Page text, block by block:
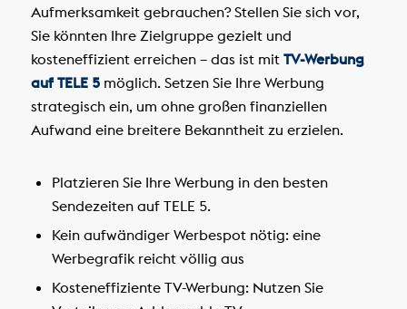
Aufmerksamkeit gebrauchen? Stellen Sie sich vor,
Sie könnten Ihre Zielgruppe gezielt und
kosteneffizient erreichen – das ist mit TV-Werbung
auf TELE 5möglich. Setzen Sie Ihre Werbung
strategisch ein, um ohne großen finanziellen
Aufwand eine breitere Bekanntheit zu erzielen.
Platzieren Sie Ihre Werbung in den besten
Sendezeiten auf TELE 5.
Kein aufwändiger Werbespot nötig: eine
Werbegrafik reicht völlig aus
Kosteneffiziente TV-Werbung: Nutzen Sie